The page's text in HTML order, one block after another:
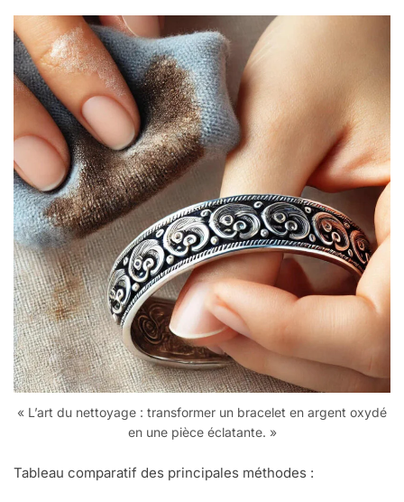
« L’art du nettoyage : transformer un bracelet en argent oxydé
en une pièce éclatante. »
Tableau comparatif des principales méthodes :